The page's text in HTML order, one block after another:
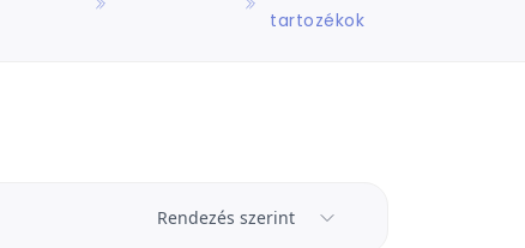
tartozékok
Rendezés szerint